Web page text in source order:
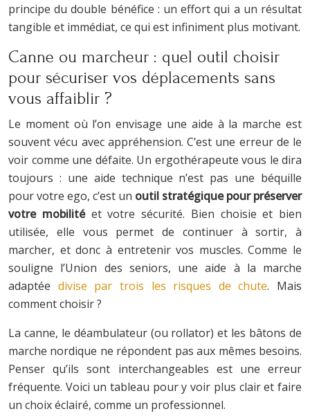
principe du double bénéfice : un effort qui a un résultat
tangible et immédiat, ce qui est infiniment plus motivant.
Canne ou marcheur : quel outil choisir
pour sécuriser vos déplacements sans
vous affaiblir ?
Le moment où l’on envisage une aide à la marche est
souvent vécu avec appréhension. C’est une erreur de le
voir comme une défaite. Un ergothérapeute vous le dira
toujours : une aide technique n’est pas une béquille
pour votre ego, c’est un outil stratégique pour préserver
votre mobilitéet votre sécurité. Bien choisie et bien
utilisée, elle vous permet de continuer à sortir, à
marcher, et donc à entretenir vos muscles. Comme le
souligne l’Union des seniors, une aide à la marche
adaptée divise par trois les risques de chute. Mais
comment choisir ?
La canne, le déambulateur (ou rollator) et les bâtons de
marche nordique ne répondent pas aux mêmes besoins.
Penser qu’ils sont interchangeables est une erreur
fréquente. Voici un tableau pour y voir plus clair et faire
un choix éclairé, comme un professionnel.